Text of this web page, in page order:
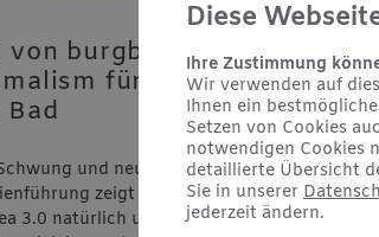
burgbad:
für das
und neuer,
zeigt sich die
3.0 natürlich und
mit
Diese
Ihre Zustimmung
Wir verwenden auf
Ihnen ein
Setzen von Cookies
notwendigen Cookies
detaillierte Übersicht
Sie in unserer
jederzeit ändern.